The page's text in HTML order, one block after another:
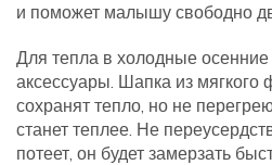
и поможет малышу свободно
Для тепла в холодные
аксессуары. Шапка из мягкого
сохранят тепло, но не
станет теплее. Не
потеет, он будет замерзать